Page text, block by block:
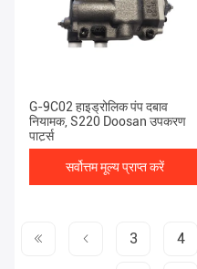
G-9C02 हाइड्रोलिक पंप दबाव
नियामक, S220 Doosan उपकरण
पार्ट्स
सर्वोत्तम मूल्य प्राप्त करें
3 4